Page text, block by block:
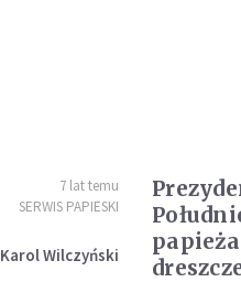
7 lat temu
SERWIS PAPIESKI
Karol Wilczyński